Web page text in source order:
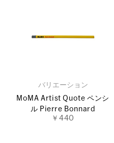
バリエーション
MoMA Artist Quote ペンシ
ル Pierre Bonnard
￥440